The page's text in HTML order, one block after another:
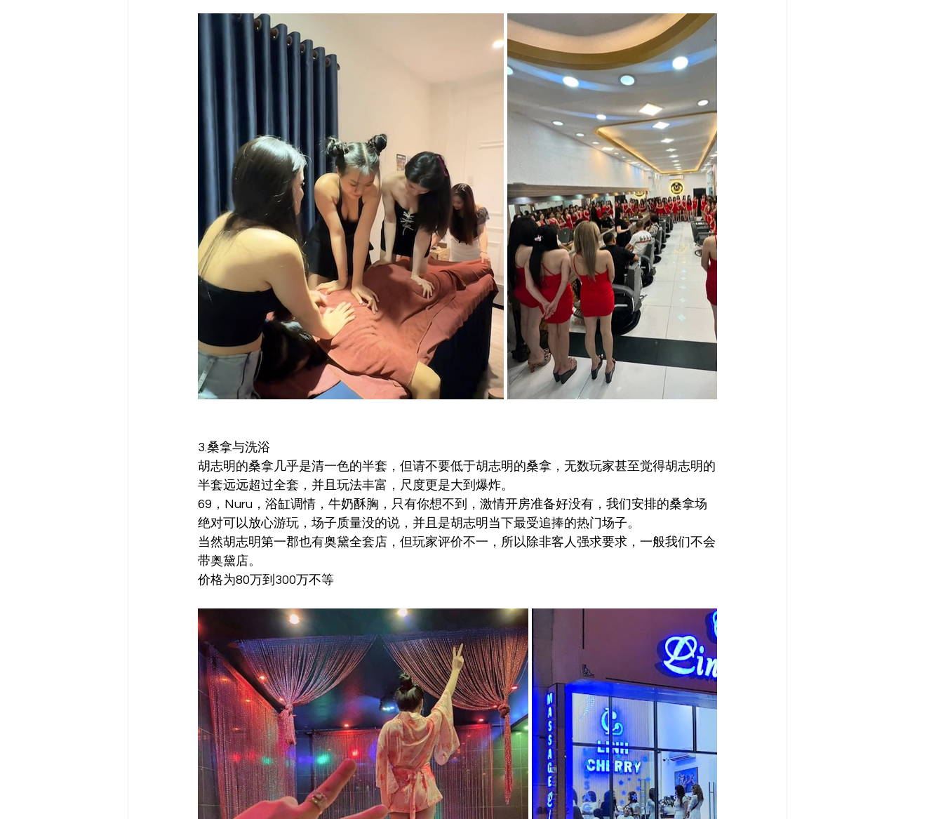
3.桑拿与洗浴
胡志明的桑拿几乎是清一色的半套，但请不要低于胡志明的桑拿，无数玩家甚至觉得胡志明的
半套远远超过全套，并且玩法丰富，尺度更是大到爆炸。
69，Nuru，浴缸调情，牛奶酥胸，只有你想不到，激情开房准备好没有，我们安排的桑拿场
绝对可以放心游玩，场子质量没的说，并且是胡志明当下最受追捧的热门场子。
当然胡志明第一郡也有奥黛全套店，但玩家评价不一，所以除非客人强求要求，一般我们不会
带奥黛店。
价格为80万到300万不等